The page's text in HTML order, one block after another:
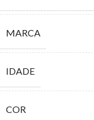
MARCA
IDADE
COR